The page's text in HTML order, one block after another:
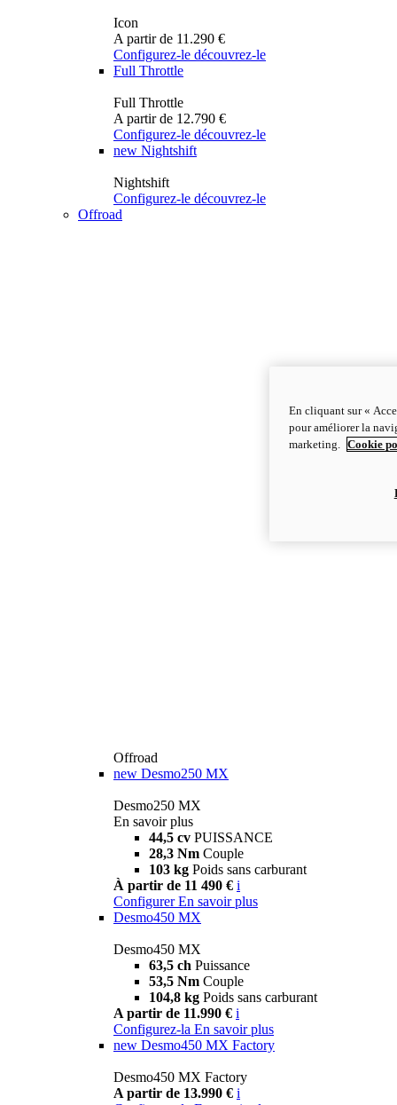
Icon
A partir de 11.290 €
Configurez-le découvrez-le
Full Throttle
Full Throttle
A partir de 12.790 €
Configurez-le découvrez-le
new Nightshift
Nightshift
Configurez-le découvrez-le
Offroad
Offroad
new Desmo250 MX
Desmo250 MX
En savoir plus
44,5 cv PUISSANCE
28,3 Nm Couple
103 kg Poids sans carburant
À partir de 11 490 € i
Configurer En savoir plus
Desmo450 MX
Desmo450 MX
63,5 ch Puissance
53,5 Nm Couple
104,8 kg Poids sans carburant
A partir de 11.990 € i
Configurez-la En savoir plus
new Desmo450 MX Factory
Desmo450 MX Factory
A partir de 13.990 € i
En cliquant sur «
pour améliorer la
marketing.
Cookie